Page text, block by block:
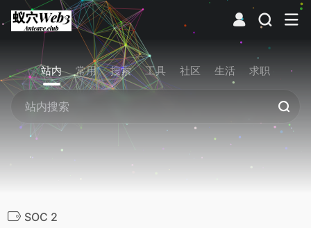
站内 常用 搜索 工具 社区 生活 求职
SOC 2